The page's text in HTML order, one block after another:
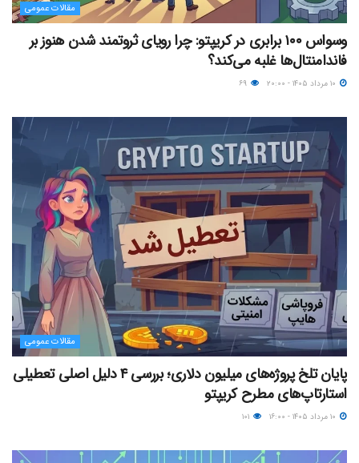
مقالات عمومی
وسواس ۱۰۰ برابری در کریپتو: چرا رویای ثروتمند شدن هنوز بر
فاندامنتال‌ها غلبه می‌کند؟
مقالات عمومی
پایان تلخ پروژه‌های میلیون دلاری؛ بررسی ۴ دلیل اصلی تعطیلی
استارتاپ‌های مطرح کریپتو